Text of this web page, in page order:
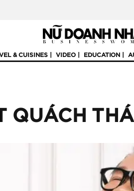
& CUISINES VIDEO EDUCATION
QUÁCH